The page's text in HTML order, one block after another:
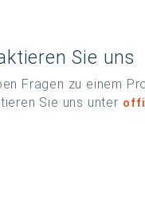
Sie uns
Fragen zu einem
Sie uns unter